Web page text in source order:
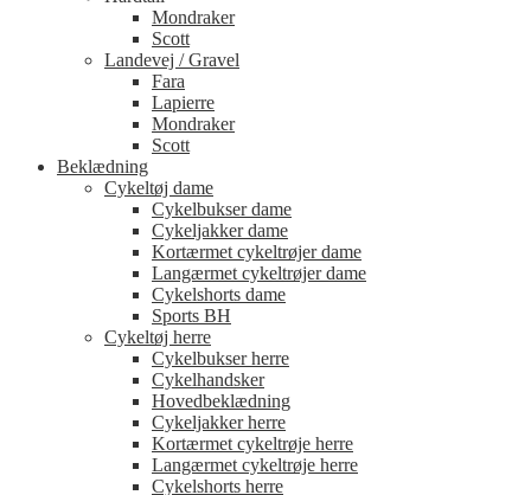
Mondraker
Scott
Landevej / Gravel
Fara
Lapierre
Mondraker
Scott
Beklædning
Cykeltøj dame
Cykelbukser dame
Cykeljakker dame
Kortærmet cykeltrøjer dame
Langærmet cykeltrøjer dame
Cykelshorts dame
Sports BH
Cykeltøj herre
Cykelbukser herre
Cykelhandsker
Hovedbeklædning
Cykeljakker herre
Kortærmet cykeltrøje herre
Langærmet cykeltrøje herre
Cykelshorts herre